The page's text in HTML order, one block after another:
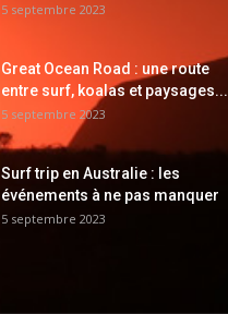
5 septembre 2023
Great Ocean Road : une route
entre surf, koalas et paysages...
5 septembre 2023
Surf trip en Australie : les
événements à ne pas manquer
5 septembre 2023